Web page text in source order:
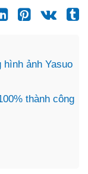
hình ảnh Yasuo
thành công